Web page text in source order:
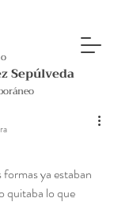
Sepúlveda
ya estaban
quitaba lo que